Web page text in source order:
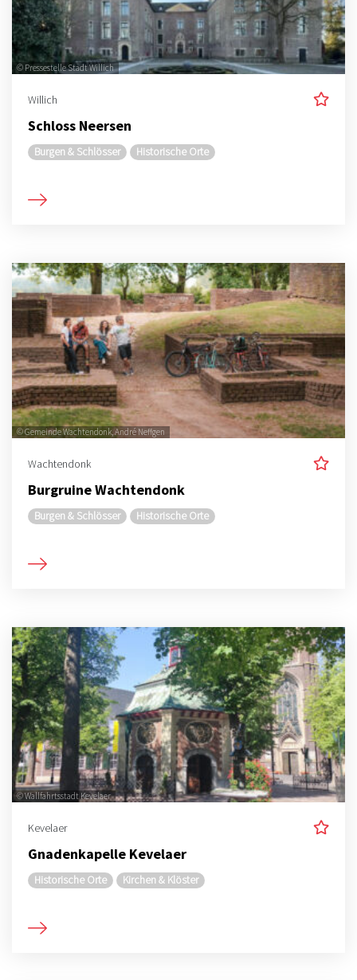
© Pressestelle Stadt Willich
Willich
Schloss Neersen
Burgen & Schlösser Historische Orte
© Gemeinde Wachtendonk, André Neffgen
Wachtendonk
Burgruine Wachtendonk
Burgen & Schlösser Historische Orte
© Wallfahrtsstadt Kevelaer
Kevelaer
Gnadenkapelle Kevelaer
Historische Orte Kirchen & Klöster